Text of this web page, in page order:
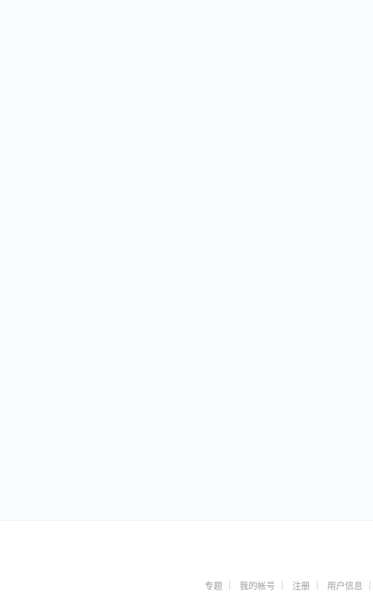
专题 我的帐号 注册 用户信息